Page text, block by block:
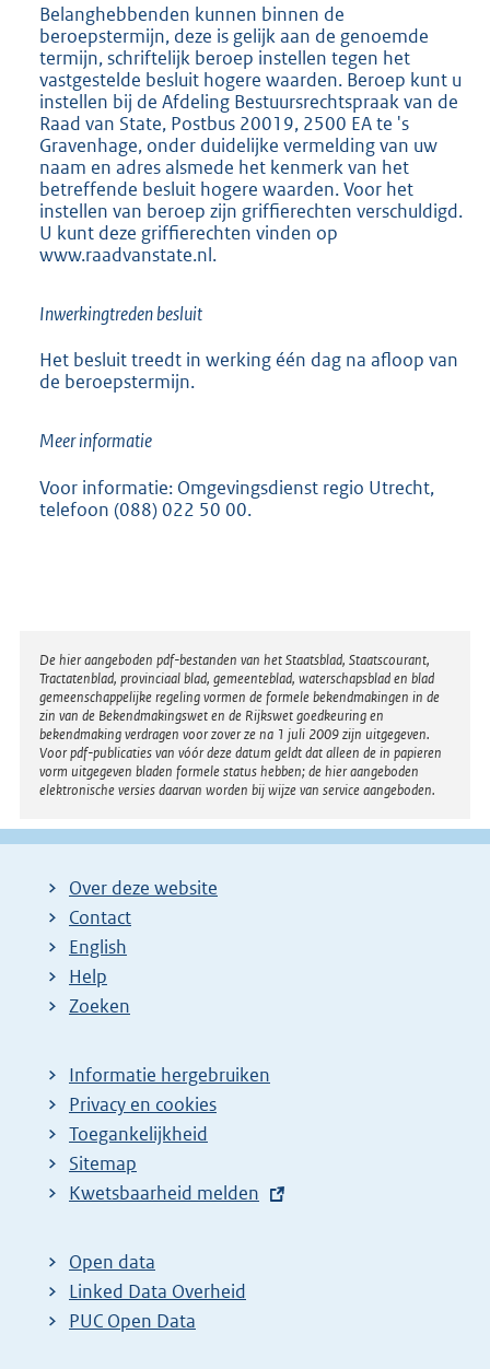
i
n
k
:
Belanghebbenden kunnen binnen de
beroepstermijn, deze is gelijk aan de genoemde
termijn, schriftelijk beroep instellen tegen het
vastgestelde besluit hogere waarden. Beroep kunt u
instellen bij de Afdeling Bestuursrechtspraak van de
Raad van State, Postbus 20019, 2500 EA te 's
Gravenhage, onder duidelijke vermelding van uw
naam en adres alsmede het kenmerk van het
betreffende besluit hogere waarden. Voor het
instellen van beroep zijn griffierechten verschuldigd.
U kunt deze griffierechten vinden op
www.raadvanstate.nl.
Inwerkingtreden besluit
Het besluit treedt in werking één dag na afloop van
de beroepstermijn.
Meer informatie
Voor informatie: Omgevingsdienst regio Utrecht,
telefoon (088) 022 50 00.
Disclaimer
De hier aangeboden pdf-bestanden van het Staatsblad, Staatscourant,
Tractatenblad, provinciaal blad, gemeenteblad, waterschapsblad en blad
gemeenschappelijke regeling vormen de formele bekendmakingen in de
zin van de Bekendmakingswet en de Rijkswet goedkeuring en
bekendmaking verdragen voor zover ze na 1 juli 2009 zijn uitgegeven.
Voor pdf-publicaties van vóór deze datum geldt dat alleen de in papieren
vorm uitgegeven bladen formele status hebben; de hier aangeboden
elektronische versies daarvan worden bij wijze van service aangeboden.
Over deze website
Contact
English
Help
Zoeken
Informatie hergebruiken
Privacy en cookies
Toegankelijkheid
Sitemap
E
t
e
r
Kwetsbaarheid melden
Open data
Linked Data Overheid
PUC Open Data